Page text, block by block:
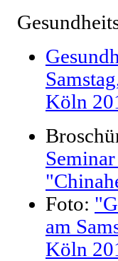
Köln
Foto:
am
Köln